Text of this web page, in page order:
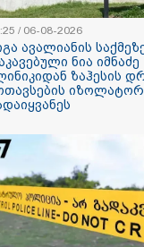
არ
- რას
გათიშვა -
ის წევრი
/ 06-08-2026
ავალიანის
ნია იმნაძე
ზაჰესის